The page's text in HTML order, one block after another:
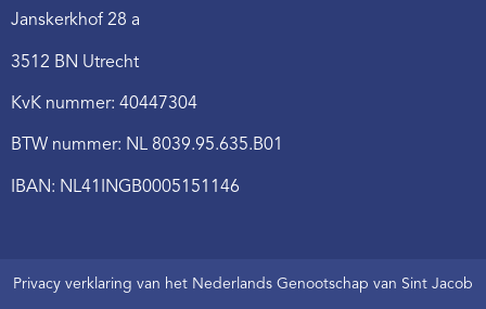
Janskerkhof 28 a
3512 BN Utrecht
KvK nummer: 40447304
BTW nummer: NL 8039.95.635.B01
IBAN: NL41INGB0005151146
Privacy verklaring van het Nederlands Genootschap van Sint Jacob